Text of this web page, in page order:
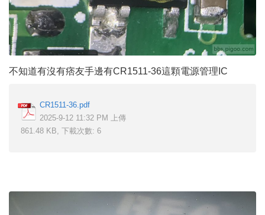
不知道有沒有痞友手邊有CR1511-36這顆電源管理IC
CR1511-36.pdf
2025-9-12 11:32 PM 上傳
861.48 KB, 下載次數: 6